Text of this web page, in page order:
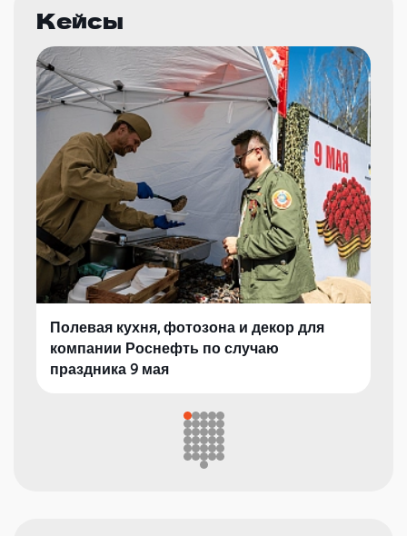
Кейсы
Полевая кухня, фотозона и декор для
компании Роснефть по случаю
праздника 9 мая